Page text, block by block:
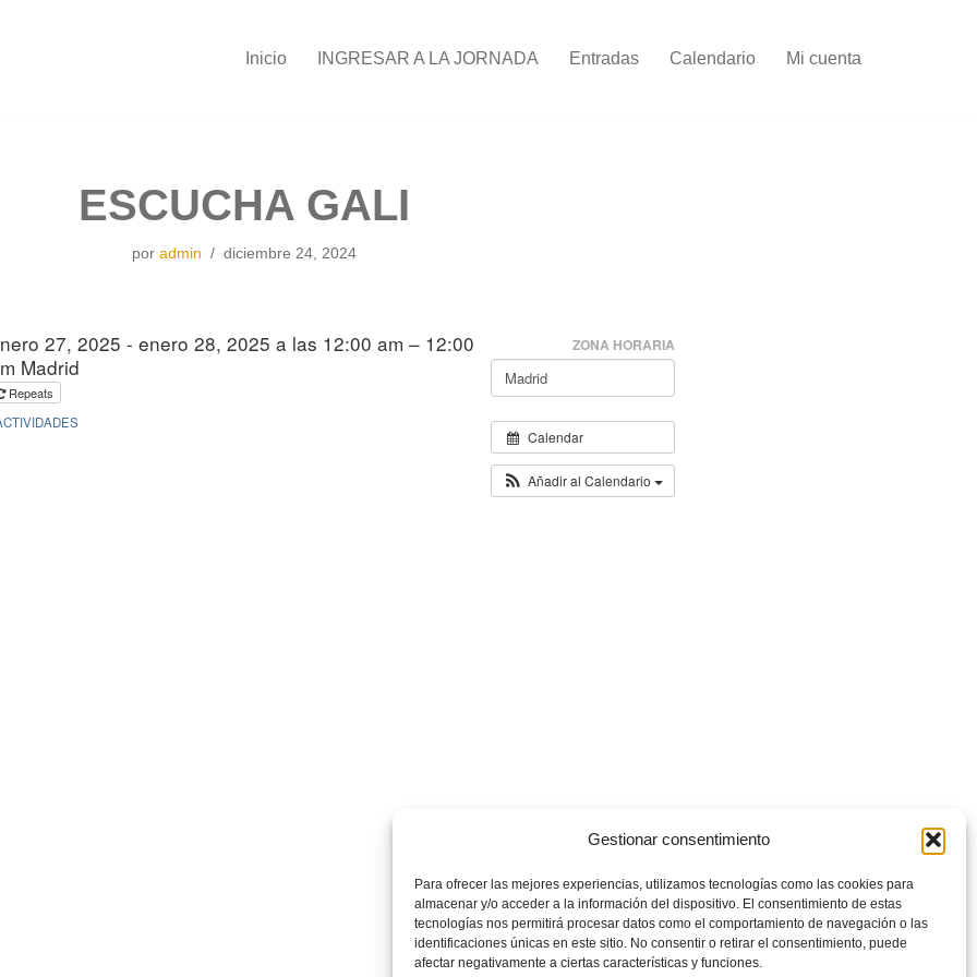
Gestionar consentimiento
Para ofrecer las mejores experiencias, utilizamos tecnologías como las cookies para
almacenar y/o acceder a la información del dispositivo. El consentimiento de estas
tecnologías nos permitirá procesar datos como el comportamiento de navegación o las
identificaciones únicas en este sitio. No consentir o retirar el consentimiento, puede
afectar negativamente a ciertas características y funciones.
Inicio INGRESAR A LA JORNADA Entradas Calendario Mi cuenta
ESCUCHA GALI
por admin diciembre 24, 2024
ZONA HORARIA
Calendar
Añadir al Calendario
27, 2025 - enero 28, 2025 a las 12:00 am – 12:00
Madrid
Repeats